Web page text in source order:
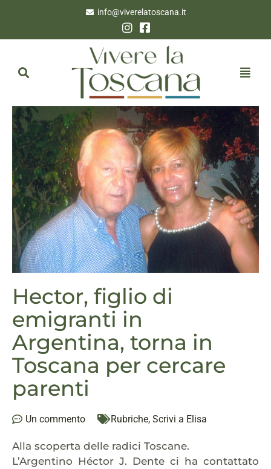
info@viverelatoscana.it
Hector, figlio di
emigranti in
Argentina, torna in
Toscana per cercare
parenti
Un commento Rubriche, Scrivi a Elisa
Alla scoperta delle radici Toscane.
L’Argentino Héctor J. Dente ci ha contattato